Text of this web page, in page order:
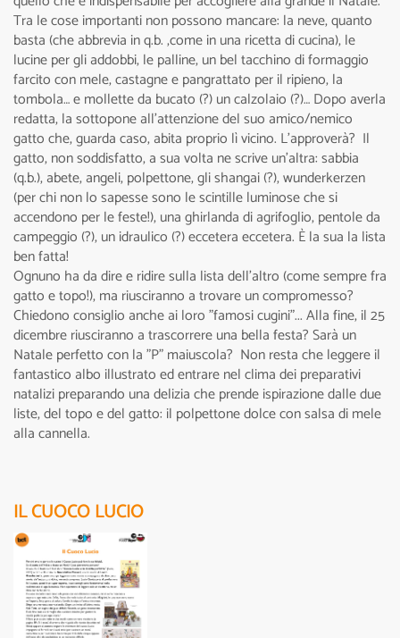
Tra le cose importanti non possono mancare: la neve, quanto
basta (che abbrevia in q.b. ,come in una ricetta di cucina), le
lucine per gli addobbi, le palline, un bel tacchino di formaggio
farcito con mele, castagne e pangrattato per il ripieno, la
tombola… e mollette da bucato (?) un calzolaio (?)… Dopo averla
redatta, la sottopone all’attenzione del suo amico/nemico
gatto che, guarda caso, abita proprio lì vicino. L’approverà? Il
gatto, non soddisfatto, a sua volta ne scrive un’altra: sabbia
(q.b.), abete, angeli, polpettone, gli shangai (?), wunderkerzen
(per chi non lo sapesse sono le scintille luminose che si
accendono per le feste!), una ghirlanda di agrifoglio, pentole da
campeggio (?), un idraulico (?) eccetera eccetera. È la sua la lista
ben fatta!
Ognuno ha da dire e ridire sulla lista dell’altro (come sempre fra
gatto e topo!), ma riusciranno a trovare un compromesso?
Chiedono consiglio anche ai loro "famosi cugini"... Alla fine, il 25
dicembre riusciranno a trascorrere una bella festa? Sarà un
Natale perfetto con la "P" maiuscola? Non resta che leggere il
fantastico albo illustrato ed entrare nel clima dei preparativi
natalizi preparando una delizia che prende ispirazione dalle due
liste, del topo e del gatto: il polpettone dolce con salsa di mele
alla cannella.
IL CUOCO LUCIO